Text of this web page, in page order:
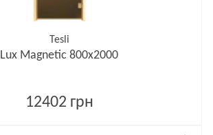
Tesli
Lux Magnetic 800х2000
12402 грн